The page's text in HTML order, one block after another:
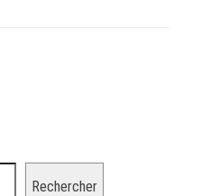
Rechercher